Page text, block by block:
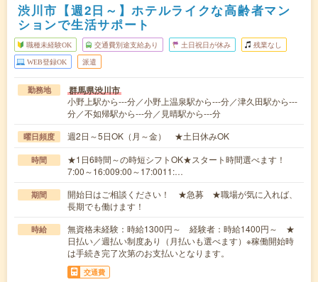
渋川市【週2日～】ホテルライクな高齢者マン
ションで生活サポート
職種未経験OK 交通費別途支給あり 土日祝日が休み 残業なし
WEB登録OK 派遣
勤務地 群馬県渋川市
小野上駅から---分／小野上温泉駅から---分／津久田駅から---
分／不如帰駅から---分／見晴駅から---分
曜日頻度 週2日～5日OK（月～金） ★土日休みOK
時間
★1日6時間～の時短シフトOK★スタート時間選べます！
7:00～16:009:00～17:0011:…
期間
開始日はご相談ください！ ★急募 ★職場が気に入れば、
長期でも働けます！
時給
無資格未経験：時給1300円～ 経験者：時給1400円～ ★
日払い／週払い制度あり（月払いも選べます）※稼働開始時
は手続き完了次第のお支払いとなります。
交通費